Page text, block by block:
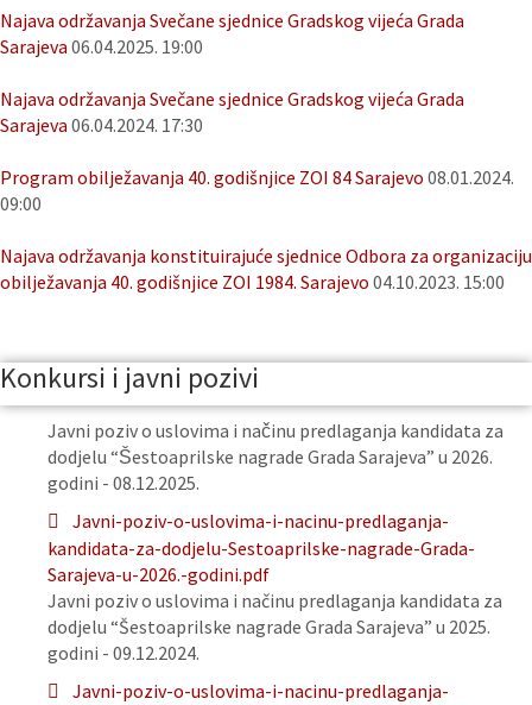
Najava održavanja Svečane sjednice Gradskog vijeća Grada
Sarajeva 06.04.2025. 19:00
Najava održavanja Svečane sjednice Gradskog vijeća Grada
Sarajeva 06.04.2024. 17:30
Program obilježavanja 40. godišnjice ZOI 84 Sarajevo 08.01.2024.
09:00
Najava održavanja konstituirajuće sjednice Odbora za organizaciju
obilježavanja 40. godišnjice ZOI 1984. Sarajevo 04.10.2023. 15:00
Konkursi i javni pozivi
Javni poziv o uslovima i načinu predlaganja kandidata za
dodjelu “Šestoaprilske nagrade Grada Sarajeva” u 2026.
godini - 08.12.2025.
Javni-poziv-o-uslovima-i-nacinu-predlaganja-
kandidata-za-dodjelu-Sestoaprilske-nagrade-Grada-
Sarajeva-u-2026.-godini.pdf
Javni poziv o uslovima i načinu predlaganja kandidata za
dodjelu “Šestoaprilske nagrade Grada Sarajeva” u 2025.
godini - 09.12.2024.
Javni-poziv-o-uslovima-i-nacinu-predlaganja-